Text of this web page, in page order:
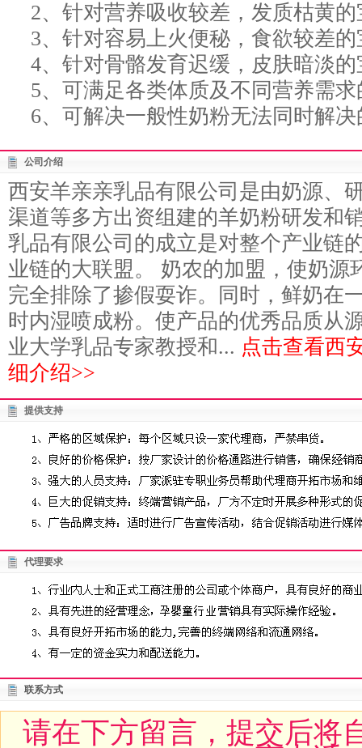
2、针对营养吸收较差，发质枯黄的
3、针对容易上火便秘，食欲较差的
4、针对骨骼发育迟缓，皮肤暗淡的
5、可满足各类体质及不同营养需求
6、可解决一般性奶粉无法同时解决
公司介绍
西安羊亲亲乳品有限公司是由奶源、
渠道等多方出资组建的羊奶粉研发和
乳品有限公司的成立是对整个产业链
业链的大联盟。 奶农的加盟，使奶源
完全排除了掺假耍诈。同时，鲜奶在
时内湿喷成粉。使产品的优秀品质从
业大学乳品专家教授和... 点击查看西
细介绍>>
提供支持
代理要求
联系方式
请在下方留言，提交后将